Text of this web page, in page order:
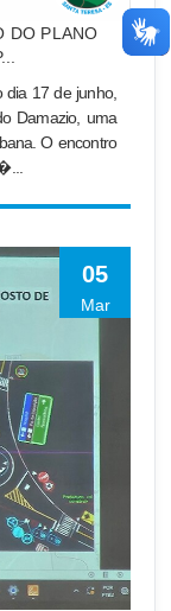
DO PLANO
dia 17 de junho,
Damazio, uma
O encontro
05
Mar